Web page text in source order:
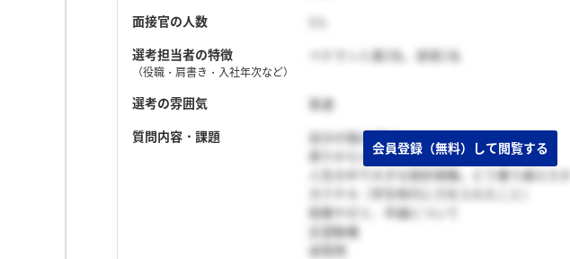
面接官の人数
選考担当者の特徴
（役職・肩書き・入社年次など）
ベテラン人事2名、部長1名
選考の雰囲気
普通
質問内容・課題
自分の強み/弱み
周りからどんな人といわれる？
人生の中で大きな挫折経験。どう乗り越えたか
ガクチカ（学生時代に力を入れたこと）
授業やゼミ、卒論について
志望動機
逆質問